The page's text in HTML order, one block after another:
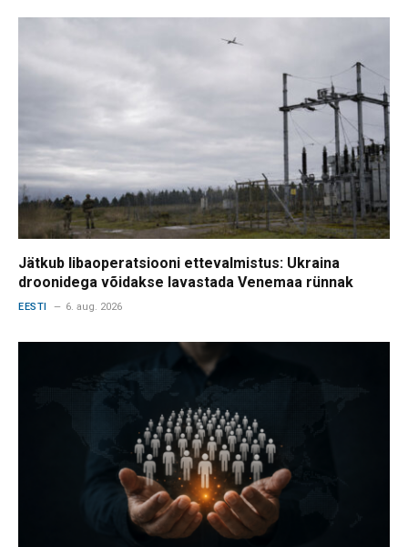
Jätkub libaoperatsiooni ettevalmistus: Ukraina
droonidega võidakse lavastada Venemaa rünnak
EESTI 6. aug. 2026